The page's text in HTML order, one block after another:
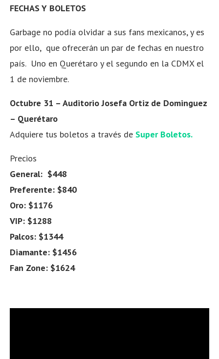
FECHAS Y BOLETOS
Garbage no podía olvidar a sus fans mexicanos, y es
por ello, que ofrecerán un par de fechas en nuestro
país. Uno en Querétaro y el segundo en la CDMX el
1 de noviembre.
Octubre 31 – Auditorio Josefa Ortiz de Dominguez
– Querétaro
Adquiere tus boletos a través de Super Boletos.
Precios
General: $448
Preferente: $840
Oro: $1176
VIP: $1288
Palcos: $1344
Diamante: $1456
Fan Zone: $1624